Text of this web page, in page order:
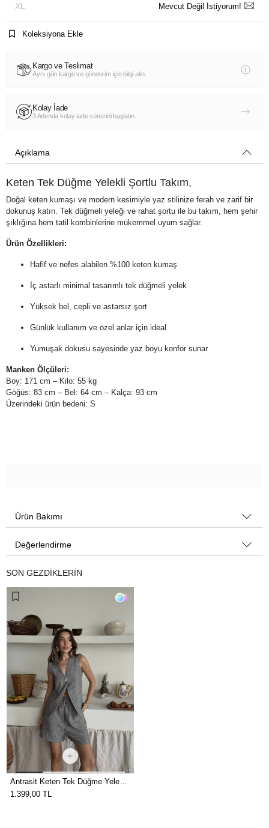
XL Mevcut Değil İstiyorum!
Koleksiyona Ekle
Kargo ve Teslimat
Aynı gün kargo ve gönderim için bilgi alın.
Kolay İade
3 Adımda kolay iade sürecini başlatın.
Açıklama
Keten Tek Düğme Yelekli Şortlu Takım,
Doğal keten kumaşı ve modern kesimiyle yaz stilinize ferah ve zarif bir
dokunuş katın. Tek düğmeli yeleği ve rahat şortu ile bu takım, hem şehir
şıklığına hem tatil kombinlerine mükemmel uyum sağlar.
Ürün Özellikleri:
Hafif ve nefes alabilen %100 keten kumaş
İç astarlı minimal tasarımlı tek düğmeli yelek
Yüksek bel, cepli ve astarsız şort
Günlük kullanım ve özel anlar için ideal
Yumuşak dokusu sayesinde yaz boyu konfor sunar
Manken Ölçüleri:
Boy: 171 cm – Kilo: 55 kg
Göğüs: 83 cm – Bel: 64 cm – Kalça: 93 cm
Üzerindeki ürün bedeni: S
Ürün Bakımı
Değerlendirme
SON GEZDİKLERİN
Antrasit Keten Tek Düğme Yelekli
Şortlu Takım
1.399,00 TL